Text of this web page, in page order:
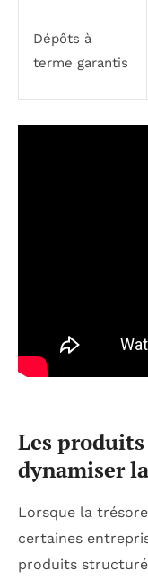
Dépôts à
terme garantis
Les
dynamiser
Lorsque la
certaines
produits